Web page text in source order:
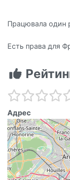
Працювала один
Есть права для
Адрес